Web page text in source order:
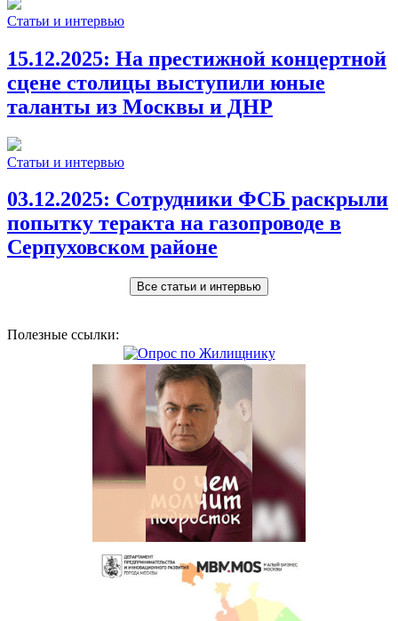
Статьи и интервью
15.12.2025: На престижной концертной
сцене столицы выступили юные
таланты из Москвы и ДНР
Статьи и интервью
03.12.2025: Сотрудники ФСБ раскрыли
попытку теракта на газопроводе в
Серпуховском районе
Все статьи и интервью
Полезные ссылки: